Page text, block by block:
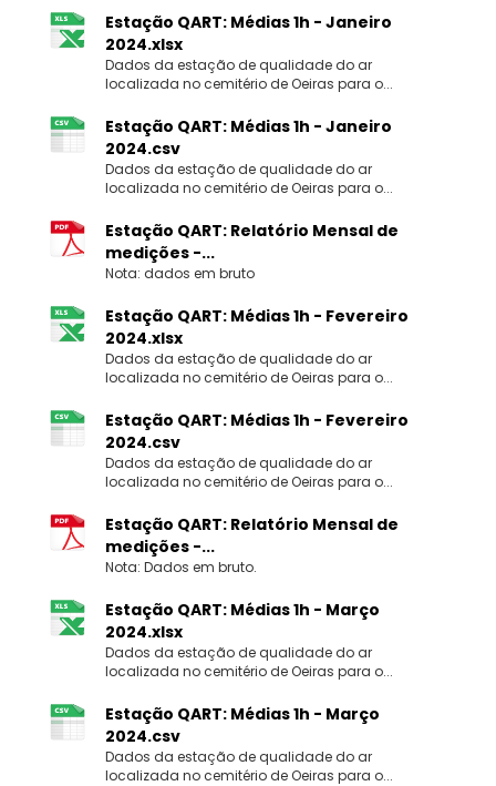
Estação QART: Médias 1h - Janeiro
2024.xlsx
Dados da estação de qualidade do ar
localizada no cemitério de Oeiras para o...
Estação QART: Médias 1h - Janeiro
2024.csv
Dados da estação de qualidade do ar
localizada no cemitério de Oeiras para o...
Estação QART: Relatório Mensal de
medições -...
Nota: dados em bruto
Estação QART: Médias 1h - Fevereiro
2024.xlsx
Dados da estação de qualidade do ar
localizada no cemitério de Oeiras para o...
Estação QART: Médias 1h - Fevereiro
2024.csv
Dados da estação de qualidade do ar
localizada no cemitério de Oeiras para o...
Estação QART: Relatório Mensal de
medições -...
Nota: Dados em bruto.
Estação QART: Médias 1h - Março
2024.xlsx
Dados da estação de qualidade do ar
localizada no cemitério de Oeiras para o...
Estação QART: Médias 1h - Março
2024.csv
Dados da estação de qualidade do ar
localizada no cemitério de Oeiras para o...